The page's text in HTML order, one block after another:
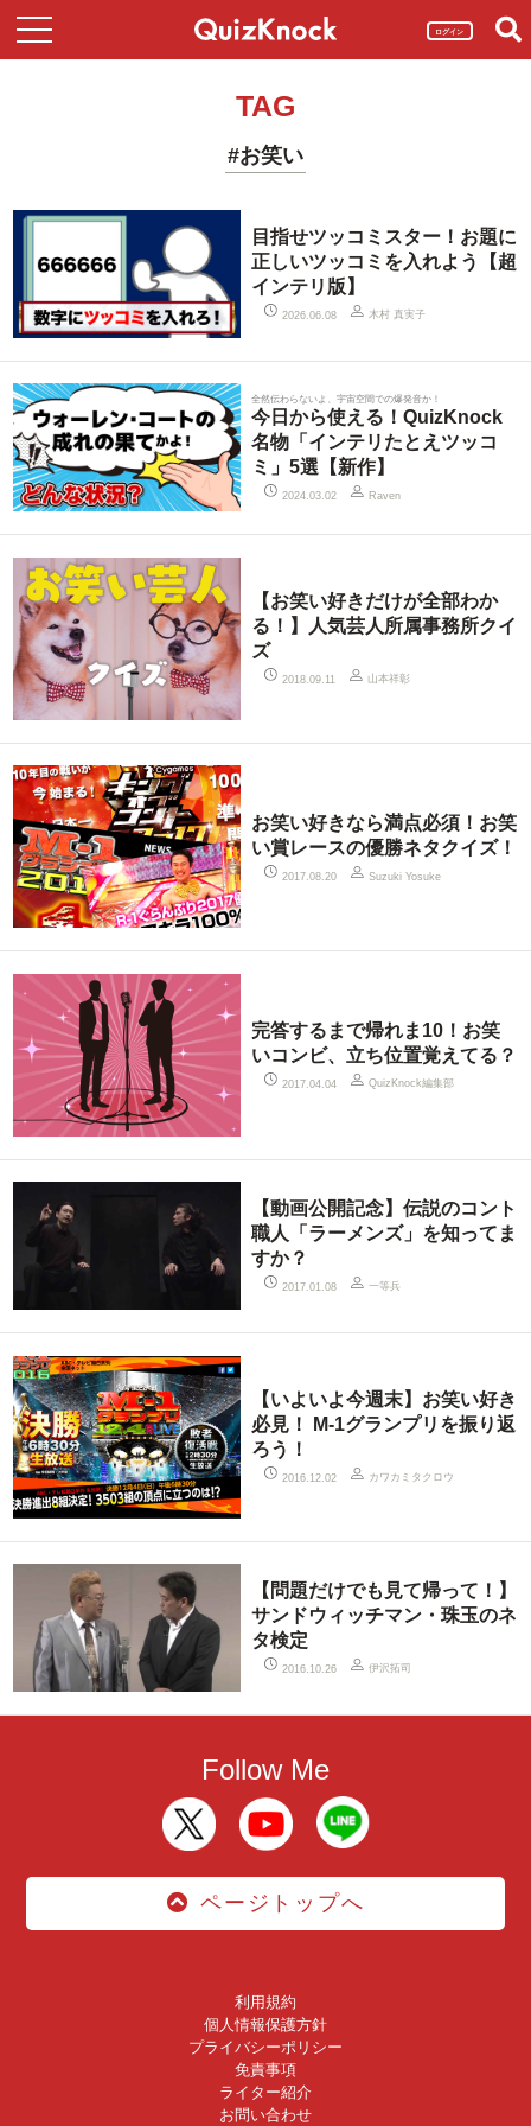
ログイン
TAG
#お笑い
目指せツッコミスター！お題に
正しいツッコミを入れよう【超
インテリ版】
2026.06.08 木村 真実子
全然伝わらないよ、宇宙空間での爆発音か！
今日から使える！QuizKnock
名物「インテリたとえツッコ
ミ」5選【新作】
2024.03.02 Raven
【お笑い好きだけが全部わか
る！】人気芸人所属事務所クイ
ズ
2018.09.11 山本祥彰
お笑い好きなら満点必須！お笑
い賞レースの優勝ネタクイズ！
2017.08.20 Suzuki Yosuke
完答するまで帰れま10！お笑
いコンビ、立ち位置覚えてる？
2017.04.04 QuizKnock編集部
【動画公開記念】伝説のコント
職人「ラーメンズ」を知ってま
すか？
2017.01.08 一等兵
【いよいよ今週末】お笑い好き
必見！ M-1グランプリを振り返
ろう！
2016.12.02 カワカミタクロウ
【問題だけでも見て帰って！】
サンドウィッチマン・珠玉のネ
タ検定
2016.10.26 伊沢拓司
Follow Me
ページトップへ
利用規約
個人情報保護方針
プライバシーポリシー
免責事項
ライター紹介
お問い合わせ